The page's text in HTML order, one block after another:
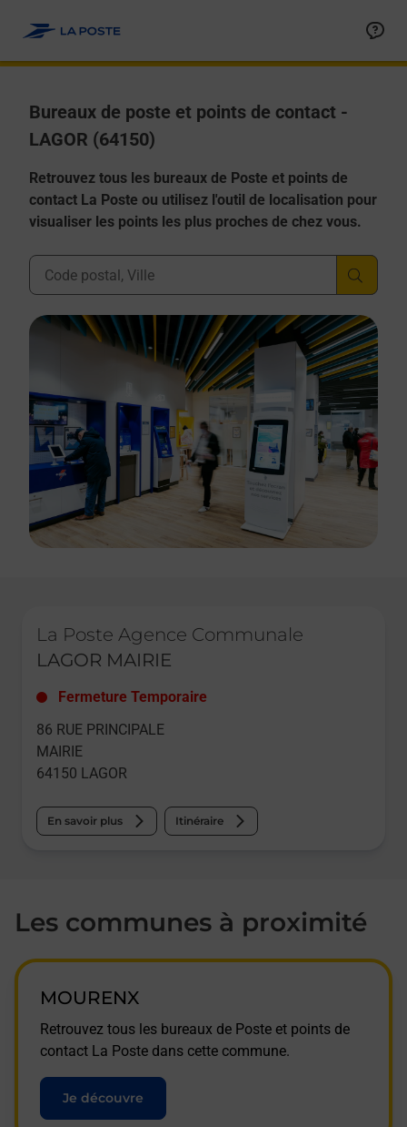
Bureaux de poste et points de contact -
LAGOR (64150)
Retrouvez tous les bureaux de Poste et points de
contact La Poste ou utilisez l'outil de localisation pour
visualiser les points les plus proches de chez vous.
Ville, Département, Code Postal
La Poste Agence Communale
LAGOR MAIRIE
Fermeture Temporaire
86 RUE PRINCIPALE
MAIRIE
64150 LAGOR
En savoir plus Itinéraire
Les communes à proximité
MOURENX
Retrouvez tous les bureaux de Poste et points de
contact La Poste dans cette commune.
Je découvre